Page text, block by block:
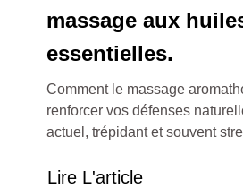
massage aux
essentielles.
Comment le massage
renforcer vos défenses
actuel, trépidant et souvent
Lire L'article